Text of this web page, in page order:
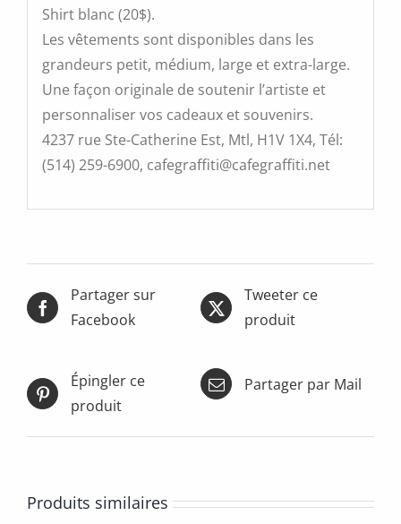
Shirt blanc (20$).
Les vêtements sont disponibles dans les
grandeurs petit, médium, large et extra-large.
Une façon originale de soutenir l’artiste et
personnaliser vos cadeaux et souvenirs.
4237 rue Ste-Catherine Est, Mtl, H1V 1X4, Tél:
(514) 259-6900, cafegraffiti@cafegraffiti.net
Partager sur
Facebook
Tweeter ce
produit
Épingler ce
produit
Partager par Mail
Produits similaires